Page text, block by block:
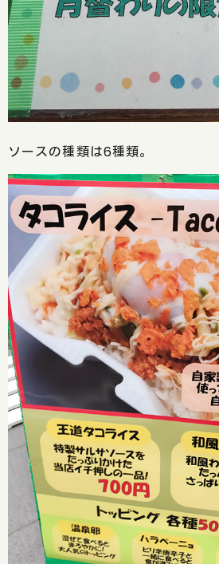
ソースの種類は6種類。